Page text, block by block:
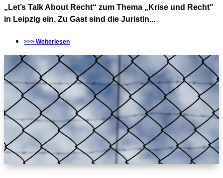
„Let’s Talk About Recht“ zum Thema „Krise und Recht"
in Leipzig ein. Zu Gast sind die Juristin...
>>> Weiterlesen